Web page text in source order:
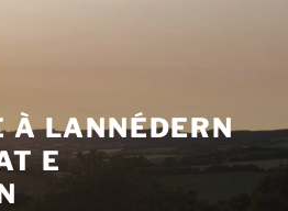
À LANNÉDERN
E